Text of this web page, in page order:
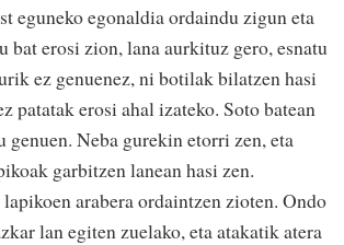
eguneko egonaldia ordaindu zigun eta
bat erosi zion, lana aurkituz gero, esnatu
ez genuenez, ni botilak bilatzen hasi
patatak erosi ahal izateko. Soto batean
genuen. Neba gurekin etorri zen, eta
garbitzen lanean hasi zen.
arabera ordaintzen zioten. Ondo
lan egiten zuelako, eta atakatik atera